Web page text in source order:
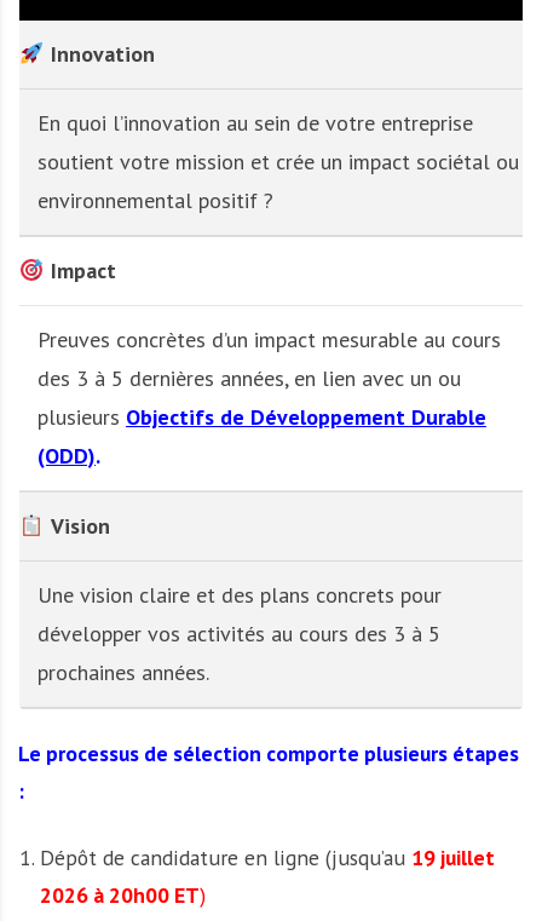
Innovation
En quoi l’innovation au sein de votre entreprise
soutient votre mission et crée un impact sociétal ou
environnemental positif ?
Impact
Preuves concrètes d’un impact mesurable au cours
des 3 à 5 dernières années, en lien avec un ou
plusieurs Objectifs de Développement Durable
(ODD).
Vision
Une vision claire et des plans concrets pour
développer vos activités au cours des 3 à 5
prochaines années.
Le processus de sélection comporte plusieurs étapes
:
Dépôt de candidature en ligne (jusqu’au 19 juillet
2026 à 20h00 ET)